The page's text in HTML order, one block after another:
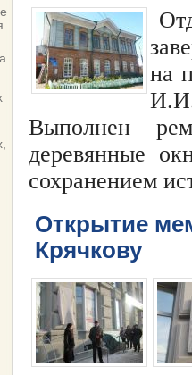
на
И.И.
Выполнен
деревянные
сохранением
Открытие
Крячкову